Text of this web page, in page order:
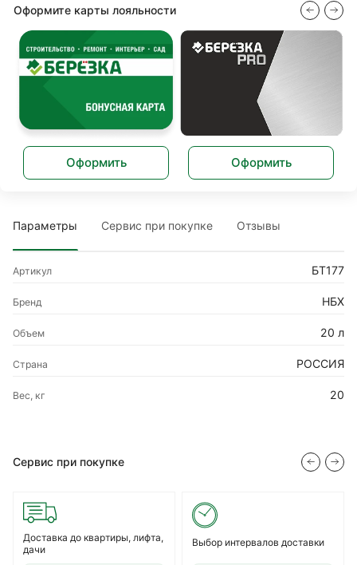
Оформите карты лояльности
Оформить Оформить
Параметры Сервис при покупке Отзывы
Артикул БТ177
Бренд НБХ
Объем 20 л
Страна РОССИЯ
Вес, кг 20
Сервис при покупке
Доставка до квартиры, лифта,
дачи
Выбор интервалов доставки